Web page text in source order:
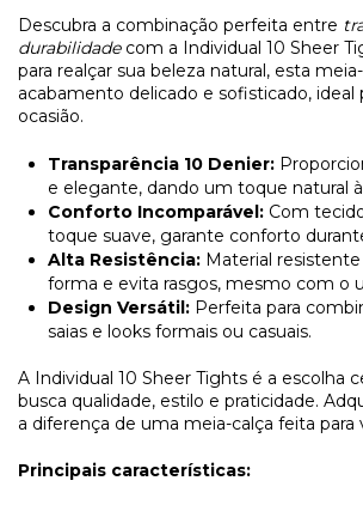
Descubra a combinação perfeita entre
durabilidadecom a Individual 10 Sheer
para realçar sua beleza natural, esta
acabamento delicado e sofisticado, ideal
ocasião.
Transparência 10 Denier:
e elegante, dando um toque natural
Conforto Incomparável: Com
toque suave, garante conforto
Alta Resistência: Material
forma e evita rasgos, mesmo com o
Design Versátil: Perfeita para
saias e looks formais ou casuais.
A Individual 10 Sheer Tights é a escolha
busca qualidade, estilo e praticidade.
a diferença de uma meia-calça feita para
Principais características: